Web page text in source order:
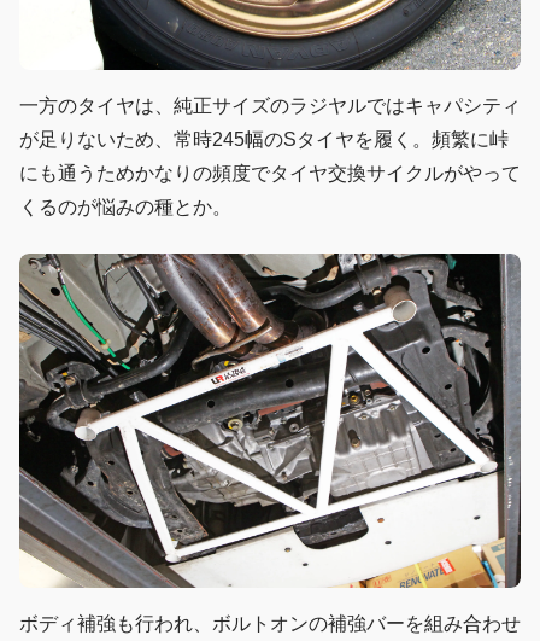
一方のタイヤは、純正サイズのラジヤルではキャパシティ
が足りないため、常時245幅のSタイヤを履く。頻繁に峠
にも通うためかなりの頻度でタイヤ交換サイクルがやって
くるのが悩みの種とか。
ボディ補強も行われ、ボルトオンの補強バーを組み合わせ